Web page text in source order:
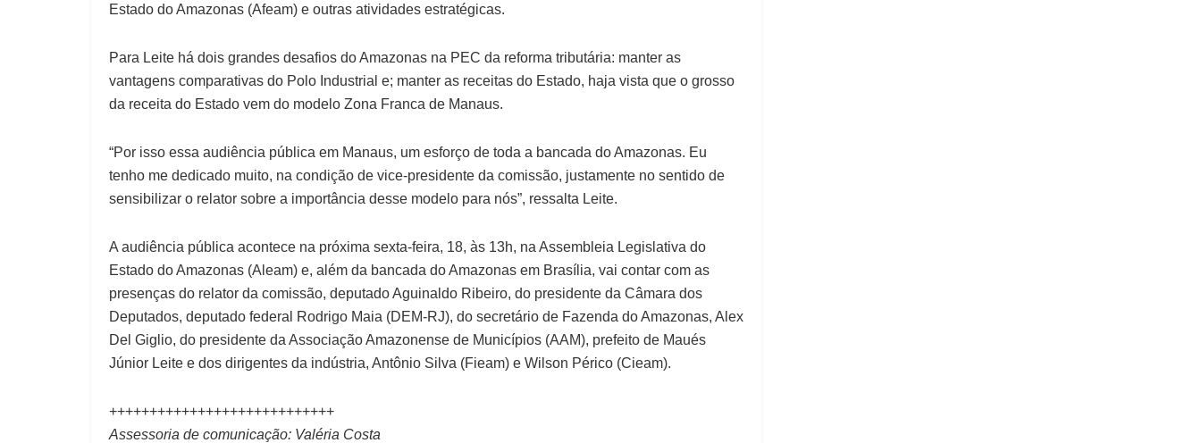
Estado do Amazonas (Afeam) e outras atividades estratégicas.
Para Leite há dois grandes desafios do Amazonas na PEC da reforma tributária: manter as
vantagens comparativas do Polo Industrial e; manter as receitas do Estado, haja vista que o grosso
da receita do Estado vem do modelo Zona Franca de Manaus.
“Por isso essa audiência pública em Manaus, um esforço de toda a bancada do Amazonas. Eu
tenho me dedicado muito, na condição de vice-presidente da comissão, justamente no sentido de
sensibilizar o relator sobre a importância desse modelo para nós”, ressalta Leite.
A audiência pública acontece na próxima sexta-feira, 18, às 13h, na Assembleia Legislativa do
Estado do Amazonas (Aleam) e, além da bancada do Amazonas em Brasília, vai contar com as
presenças do relator da comissão, deputado Aguinaldo Ribeiro, do presidente da Câmara dos
Deputados, deputado federal Rodrigo Maia (DEM-RJ), do secretário de Fazenda do Amazonas, Alex
Del Giglio, do presidente da Associação Amazonense de Municípios (AAM), prefeito de Maués
Júnior Leite e dos dirigentes da indústria, Antônio Silva (Fieam) e Wilson Périco (Cieam).
++++++++++++++++++++++++++++
Assessoria de comunicação: Valéria Costa